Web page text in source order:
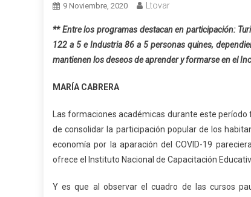
9 Noviembre, 2020 Ltovar
** Entre los programas destacan en participación:
122 a 5 e Industria 86 a 5 personas quines,
mantienen los deseos de aprender y formarse en el
MARÍA CABRERA
Las formaciones académicas durante este
de consolidar la participación popular de los
economía por la aparación del COVID-19
ofrece el Instituto Nacional de Capacitación
Y es que al observar el cuadro de las cursos